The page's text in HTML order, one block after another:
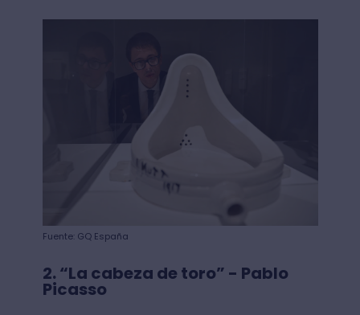
Fuente: GQ España
2. “La cabeza de toro” - Pablo
Picasso